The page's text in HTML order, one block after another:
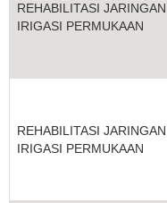
REHABILITASI JARINGAN
IRIGASI PERMUKAAN
REHABILITASI JARINGAN
IRIGASI PERMUKAAN